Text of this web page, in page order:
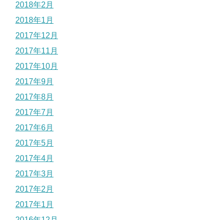
2018年2月
2018年1月
2017年12月
2017年11月
2017年10月
2017年9月
2017年8月
2017年7月
2017年6月
2017年5月
2017年4月
2017年3月
2017年2月
2017年1月